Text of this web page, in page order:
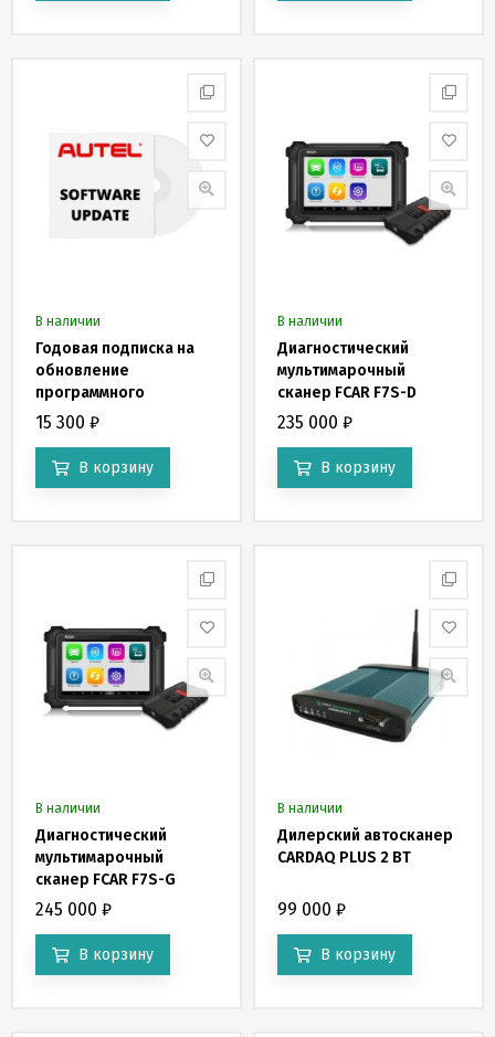
В наличии
Годовая подписка на
обновление
программного
обеспечения, для
15 300 ₽
В корзину
В наличии
Диагностический
мультимарочный
сканер FCAR F7S-D
235 000 ₽
В корзину
В наличии
Диагностический
мультимарочный
сканер FCAR F7S-G
245 000 ₽
В корзину
В наличии
Дилерский автосканер
CARDAQ PLUS 2 BT
99 000 ₽
В корзину